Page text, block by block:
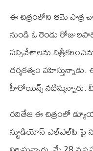
ఈ చిత్రంలోని ఆమె పాత్ర
నుండి ఓ రెండు
సన్నివేశాలను
దర్శకత్వం
హీరోయిన్స్
రవితేజ ఈ చిత్రంలో
స్టూడియోస్ ఎల్‌ఎల్‌పి పై